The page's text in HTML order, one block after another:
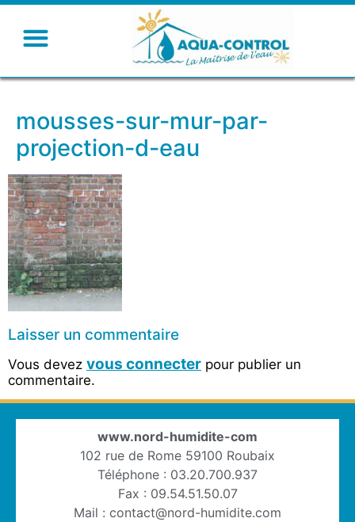
mousses-sur-mur-par-
projection-d-eau
Laisser un commentaire
Vous devez vous connecter pour publier un
commentaire.
www.nord-humidite-com
102 rue de Rome 59100 Roubaix
Téléphone : 03.20.700.937
Fax : 09.54.51.50.07
Mail : contact@nord-humidite.com